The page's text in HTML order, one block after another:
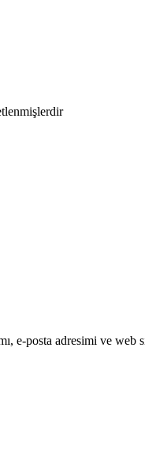
e-posta adresimi ve web